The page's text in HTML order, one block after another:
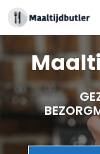
Spring
naar
inhoud